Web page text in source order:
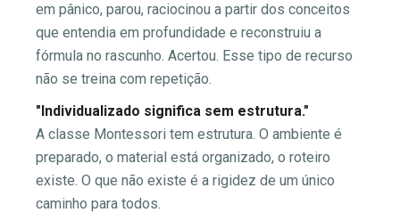
em pânico, parou, raciocinou a partir dos conceitos
que entendia em profundidade e reconstruiu a
fórmula no rascunho. Acertou. Esse tipo de recurso
não se treina com repetição.
"Individualizado significa sem estrutura."
A classe Montessori tem estrutura. O ambiente é
preparado, o material está organizado, o roteiro
existe. O que não existe é a rigidez de um único
caminho para todos.